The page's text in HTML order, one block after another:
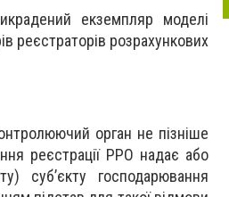
екземпляр моделі
реєстраторів розрахункових
орган не пізніше
реєстрації РРО надає або
суб’єкту господарювання